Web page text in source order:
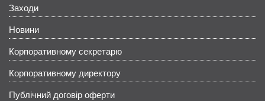
Заходи
Новини
Корпоративному секретарю
Корпоративному директору
Публічний договір оферти